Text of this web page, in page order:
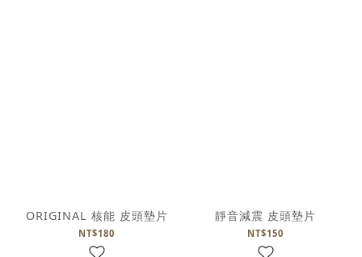
ORIGINAL 核能 皮頭墊片
NT$180
靜音減震 皮頭墊片
NT$150